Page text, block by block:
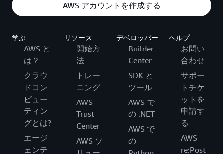
AWS アカウントを作成する
学ぶ
AWS と
は？
クラウ
ドコン
ピュー
ティン
グとは?
エージ
ェンテ
リソース
開始方
法
トレー
ニング
AWS
Trust
Center
AWS ソ
デベロッパー
Builder
Center
SDK と
ツール
AWS で
の .NET
AWS で
の
ヘルプ
お問い
合わせ
サポー
トチケ
ットを
申請す
る
AWS
re:Post